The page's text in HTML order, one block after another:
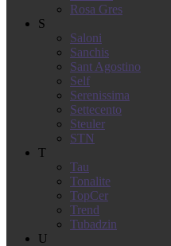
Rosa Gres
S
Saloni
Sanchis
Sant Agostino
Self
Serenissima
Settecento
Steuler
STN
T
Tau
Tonalite
TopCer
Trend
Tubadzin
U